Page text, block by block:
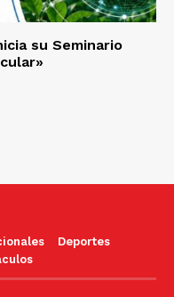
su Seminario
Deportes